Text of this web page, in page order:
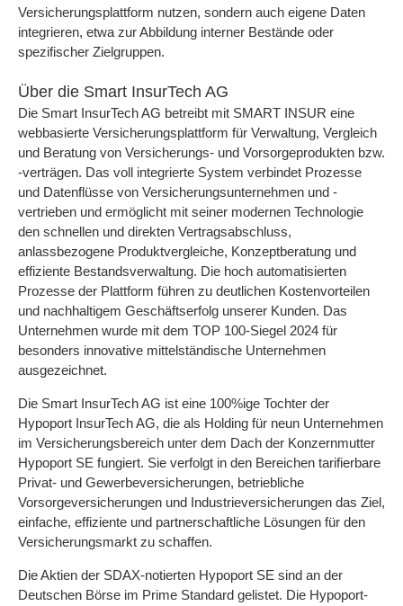
Versicherungsplattform nutzen, sondern auch eigene Daten
integrieren, etwa zur Abbildung interner Bestände oder
spezifischer Zielgruppen.
Über die Smart InsurTech AG
Die Smart InsurTech AG betreibt mit SMART INSUR eine
webbasierte Versicherungsplattform für Verwaltung, Vergleich
und Beratung von Versicherungs- und Vorsorgeprodukten bzw.
-verträgen. Das voll integrierte System verbindet Prozesse
und Datenflüsse von Versicherungsunternehmen und -
vertrieben und ermöglicht mit seiner modernen Technologie
den schnellen und direkten Vertragsabschluss,
anlassbezogene Produktvergleiche, Konzeptberatung und
effiziente Bestandsverwaltung. Die hoch automatisierten
Prozesse der Plattform führen zu deutlichen Kostenvorteilen
und nachhaltigem Geschäftserfolg unserer Kunden. Das
Unternehmen wurde mit dem TOP 100-Siegel 2024 für
besonders innovative mittelständische Unternehmen
ausgezeichnet.
Die Smart InsurTech AG ist eine 100%ige Tochter der
Hypoport InsurTech AG, die als Holding für neun Unternehmen
im Versicherungsbereich unter dem Dach der Konzernmutter
Hypoport SE fungiert. Sie verfolgt in den Bereichen tarifierbare
Privat- und Gewerbeversicherungen, betriebliche
Vorsorgeversicherungen und Industrieversicherungen das Ziel,
einfache, effiziente und partnerschaftliche Lösungen für den
Versicherungsmarkt zu schaffen.
Die Aktien der SDAX-notierten Hypoport SE sind an der
Deutschen Börse im Prime Standard gelistet. Die Hypoport-